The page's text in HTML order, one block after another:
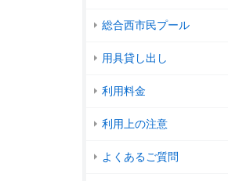
総合西市民プール
用具貸し出し
利用料金
利用上の注意
よくあるご質問